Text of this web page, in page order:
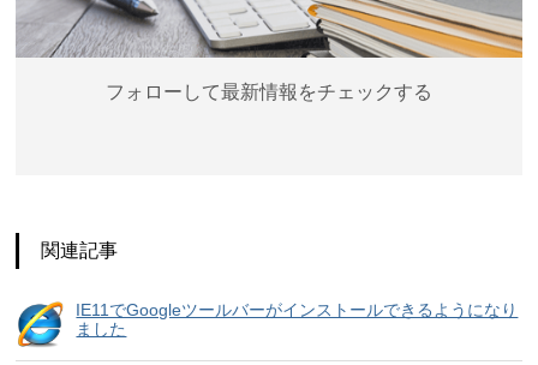
フォローして最新情報をチェックする
関連記事
IE11でGoogleツールバーがインストールできるようになり
ました